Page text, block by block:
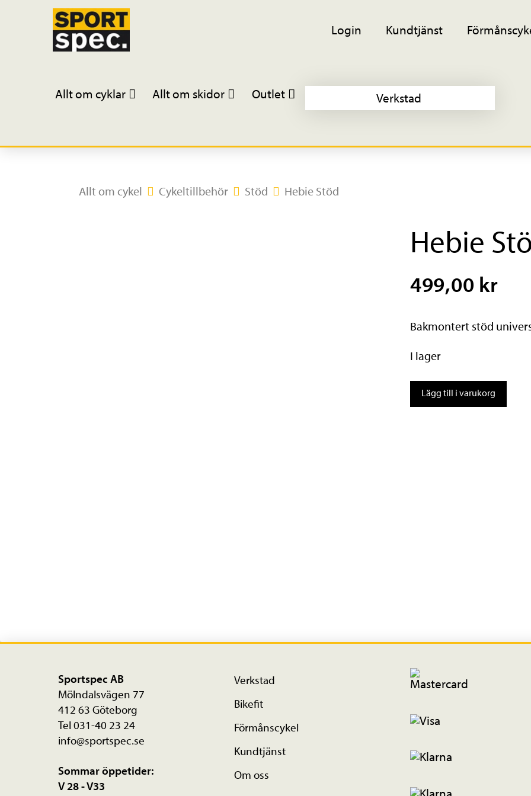
Login Kundtjänst
Allt om cyklar Allt om skidor Outlet Verkstad
Allt om cykel Cykeltillbehör Stöd Hebie Stöd
Hebie
499,00 kr
Bakmontert stöd
I lager
Hebie
Stöd
Lägg till i varukorg
Sportspec AB
Mölndalsvägen 77
412 63 Göteborg
Tel 031-40 23 24
info@sportspec.se
Sommar öppetider:
V 28 - V33
Verkstad
Bikefit
Förmånscykel
Kundtjänst
Om oss